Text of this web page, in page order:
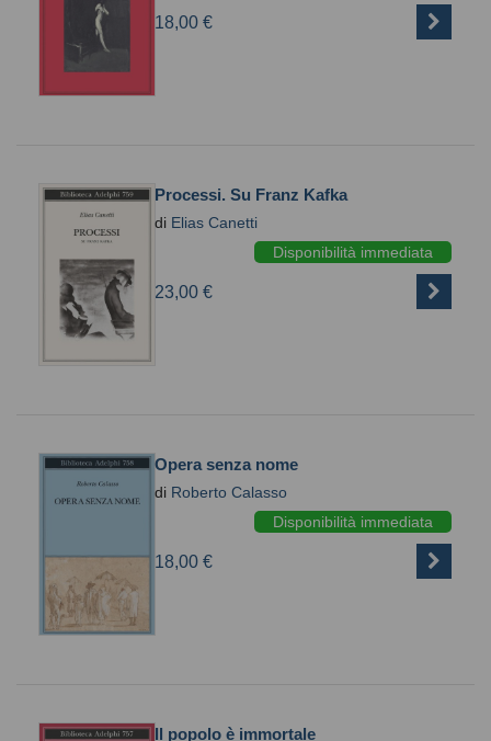
18,00 €
Processi. Su Franz Kafka
di Elias Canetti
Disponibilità immediata
23,00 €
Opera senza nome
di Roberto Calasso
Disponibilità immediata
18,00 €
Il popolo è immortale